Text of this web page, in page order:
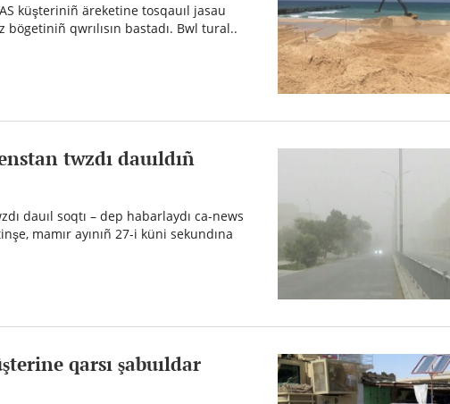
küşteriniñ äreketine tosqauıl jasau
qwrılısın bastadı. Bwl tural..
twzdı dauıldıñ
dauıl soqtı – dep habarlaydı ca-news
mamır ayınıñ 27-i küni sekundına
qarsı şabuıldar